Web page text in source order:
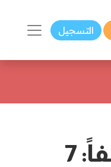
التسجيل
كيف تكون مثقفاً: 7